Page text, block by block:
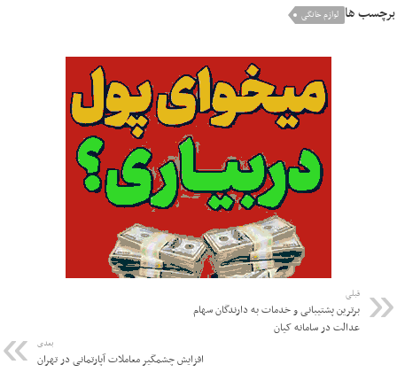
برچسب ها لوازم خانگی
قبلی
برترین پشتیبانی و خدمات به دارندگان سهام
عدالت در سامانه کیان
بعدی
افزایش چشمگیر معاملات آپارتمانی در تهران